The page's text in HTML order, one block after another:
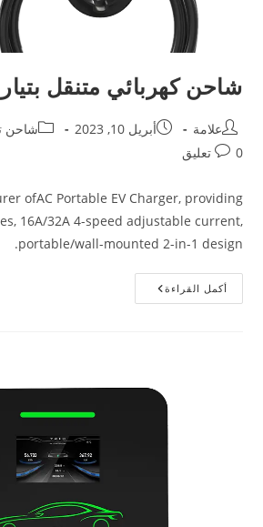
شاحن كهربائي متنقل
علامة أبريل 10, 2023 شاحن
0 تعليق
ofAC Portable EV Charger, providing
16A/32A 4-speed adjustable current,
portable/wall-mounted 2-in-1 design.
أكمل القراءة